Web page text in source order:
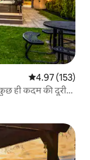
औसत रेटिंग 5 में से
4.97 (153)
ही कदम की दूरी